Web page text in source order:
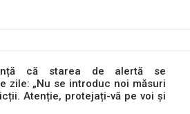
că starea de alertă se
zile: „Nu se introduc noi măsuri
Atenție, protejați-vă pe voi și